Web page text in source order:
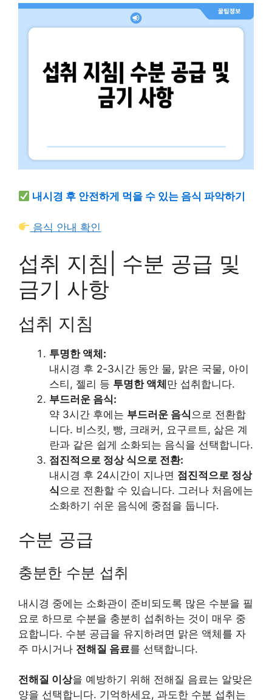
내시경 후 안전하게 먹을 수 있는 음식 파악하기
음식 안내 확인
섭취 지침| 수분 공급 및
금기 사항
섭취 지침
투명한 액체:
내시경 후 2-3시간 동안 물, 맑은 국물, 아이
스티, 젤리 등 투명한 액체 만 섭취합니다.
부드러운 음식:
약 3시간 후에는 부드러운 음식으로 전환합
니다. 비스킷, 빵, 크래커, 요구르트, 삶은 계
란과 같은 쉽게 소화되는 음식을 선택합니다.
점진적으로 정상 식으로 전환:
내시경 후 24시간이 지나면 점진적으로 정상
식으로 전환할 수 있습니다. 그러나 처음에는
소화하기 쉬운 음식에 중점을 둡니다.
수분 공급
충분한 수분 섭취
내시경 중에는 소화관이 준비되도록 많은 수분을 필
요로 하므로 수분을 충분히 섭취하는 것이 매우 중
요합니다. 수분 공급을 유지하려면 맑은 액체를 자
주 마시거나 전해질 음료를 선택합니다.
전해질 이상을 예방하기 위해 전해질 음료는 알맞은
양을 선택합니다. 기억하세요, 과도한 수분 섭취는